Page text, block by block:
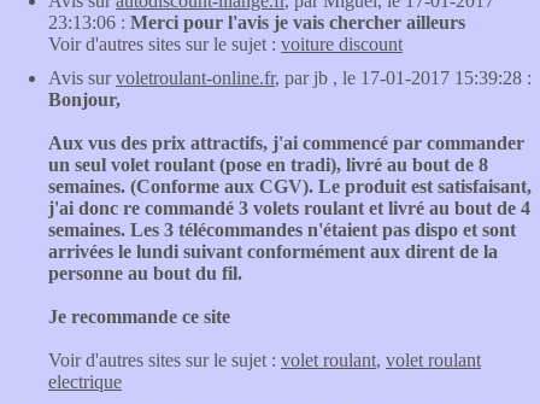
23:13:06 : Merci pour l'avis je vais chercher ailleurs
Voir d'autres sites sur le sujet : voiture discount
Avis survoletroulant-online.fr, par jb , le 17-01-2017 15:39:28 :
Bonjour,
Aux vus des prix attractifs, j'ai commencé par commander
un seul volet roulant (pose en tradi), livré au bout de 8
semaines. (Conforme aux CGV). Le produit est satisfaisant,
j'ai donc re commandé 3 volets roulant et livré au bout de 4
semaines. Les 3 télécommandes n'étaient pas dispo et sont
arrivées le lundi suivant conformément aux dirent de la
personne au bout du fil.
Je recommande ce site
Voir d'autres sites sur le sujet : volet roulant, volet roulant
electrique